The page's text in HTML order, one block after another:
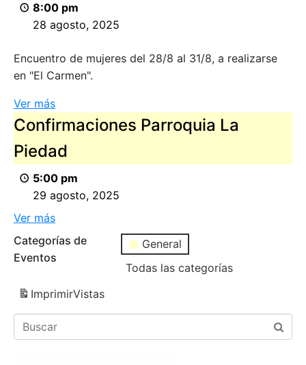
8:00 pm
28 agosto, 2025
Encuentro de mujeres del 28/8 al 31/8, a realizarse
en "El Carmen".
Ver más
Confirmaciones Parroquia La
Piedad
5:00 pm
29 agosto, 2025
Ver más
Categorías de
Eventos
General
Todas las categorías
ImprimirVistas